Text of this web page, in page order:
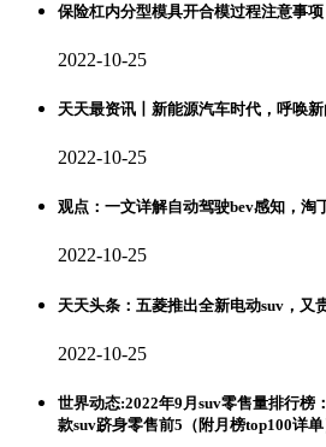
保险杠内分型模具开合模过程注意事项
2022-10-25
天天最资讯丨新能源汽车时代，呼唤
2022-10-25
观点：一文详解自动驾驶bev感知，淘
2022-10-25
天天头条：五菱推出全新电动suv，又
2022-10-25
世界动态:2022年9月suv零售量排行榜
款suv跻身零售前5（附月榜top100详单